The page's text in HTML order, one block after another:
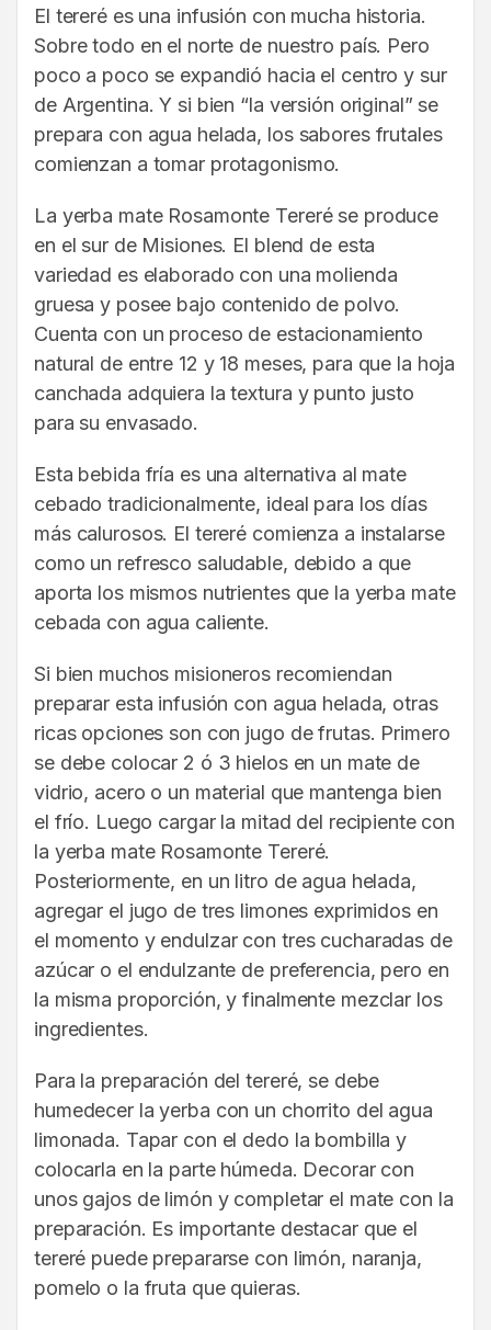
El tereré es una infusión con mucha historia.
Sobre todo en el norte de nuestro país. Pero
poco a poco se expandió hacia el centro y sur
de Argentina. Y si bien “la versión original” se
prepara con agua helada, los sabores frutales
comienzan a tomar protagonismo.
La yerba mate Rosamonte Tereré se produce
en el sur de Misiones. El blend de esta
variedad es elaborado con una molienda
gruesa y posee bajo contenido de polvo.
Cuenta con un proceso de estacionamiento
natural de entre 12 y 18 meses, para que la hoja
canchada adquiera la textura y punto justo
para su envasado.
Esta bebida fría es una alternativa al mate
cebado tradicionalmente, ideal para los días
más calurosos. El tereré comienza a instalarse
como un refresco saludable, debido a que
aporta los mismos nutrientes que la yerba mate
cebada con agua caliente.
Si bien muchos misioneros recomiendan
preparar esta infusión con agua helada, otras
ricas opciones son con jugo de frutas. Primero
se debe colocar 2 ó 3 hielos en un mate de
vidrio, acero o un material que mantenga bien
el frío. Luego cargar la mitad del recipiente con
la yerba mate Rosamonte Tereré.
Posteriormente, en un litro de agua helada,
agregar el jugo de tres limones exprimidos en
el momento y endulzar con tres cucharadas de
azúcar o el endulzante de preferencia, pero en
la misma proporción, y finalmente mezclar los
ingredientes.
Para la preparación del tereré, se debe
humedecer la yerba con un chorrito del agua
limonada. Tapar con el dedo la bombilla y
colocarla en la parte húmeda. Decorar con
unos gajos de limón y completar el mate con la
preparación. Es importante destacar que el
tereré puede prepararse con limón, naranja,
pomelo o la fruta que quieras.